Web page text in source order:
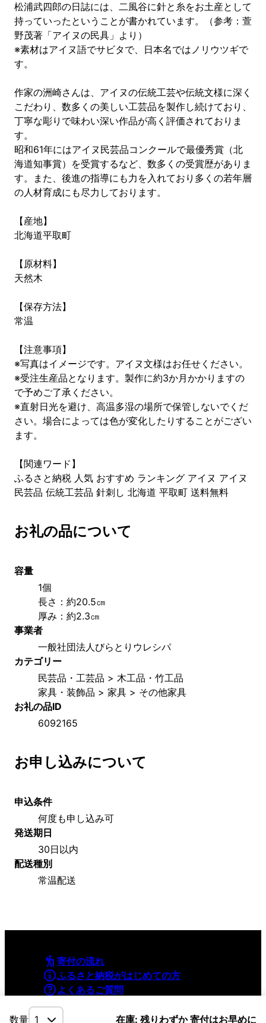
数量 在庫: 残りわずか 寄付はお早めに
松浦武四郎の日誌には、二風谷に針と糸をお土産として
持っていったということが書かれています。（参考：萱
野茂著「アイヌの民具」より）
※素材はアイヌ語でサビタで、日本名ではノリウツギで
す。
作家の洲崎さんは、アイヌの伝統工芸や伝統文様に深く
こだわり、数多くの美しい工芸品を製作し続けており、
丁寧な彫りで味わい深い作品が高く評価されておりま
す。
昭和61年にはアイヌ民芸品コンクールで最優秀賞（北
海道知事賞）を受賞するなど、数多くの受賞歴がありま
す。また、後進の指導にも力を入れており多くの若年層
の人材育成にも尽力しております。
【産地】
北海道平取町
【原材料】
天然木
【保存方法】
常温
【注意事項】
※写真はイメージです。アイヌ文様はお任せください。
※受注生産品となります。製作に約3か月かかりますの
で予めご了承ください。
※直射日光を避け、高温多湿の場所で保管しないでくだ
さい。場合によっては色が変化したりすることがござい
ます。
【関連ワード】
ふるさと納税 人気 おすすめ ランキング アイヌ アイヌ
民芸品 伝統工芸品 針刺し 北海道 平取町 送料無料
お礼の品について
容量
1個
長さ：約20.5㎝
厚み：約2.3㎝
事業者
一般社団法人びらとりウレシパ
カテゴリー
民芸品・工芸品 > 木工品・竹工品
家具・装飾品 > 家具 > その他家具
お礼の品ID
6092165
お申し込みについて
申込条件
何度も申し込み可
発送期日
30日以内
配送種別
常温配送
寄付の流れ
ふるさと納税がはじめての方
よくあるご質問
利用規約
プライバシーポリシー